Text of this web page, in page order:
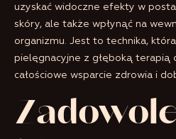
uzyskać widoczne efekty w
skóry, ale także wpłynąć na
organizmu. Jest to technika,
pielęgnacyjne z głęboką terapią
całościowe wsparcie zdrowia i